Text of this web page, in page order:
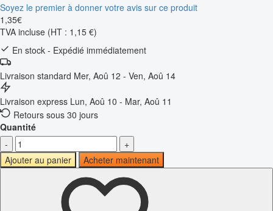
Soyez le premier à donner votre avis sur ce produit
1 ,35€
TVA incluse (HT : 1,15 €)
En stock - Expédié immédiatement
Livraison standard Mer, Aoû 12 - Ven, Aoû 14
Livraison express Lun, Aoû 10 - Mar, Aoû 11
Retours sous 30 jours
Quantité
-
+
Ajouter au panier
Acheter maintenant